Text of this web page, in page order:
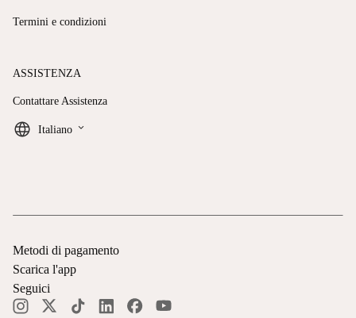
Termini e condizioni
ASSISTENZA
Contattare Assistenza
Italiano keyboard_arrow_down
Metodi di pagamento
Scarica l'app
Seguici